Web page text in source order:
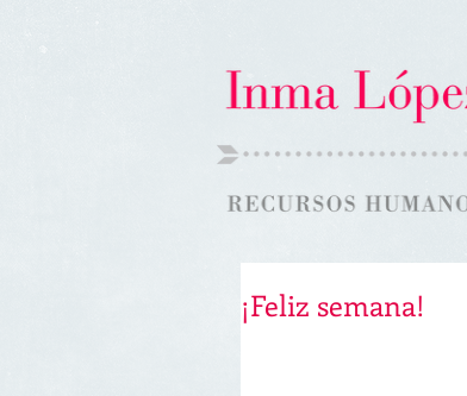
¡Feliz semana!